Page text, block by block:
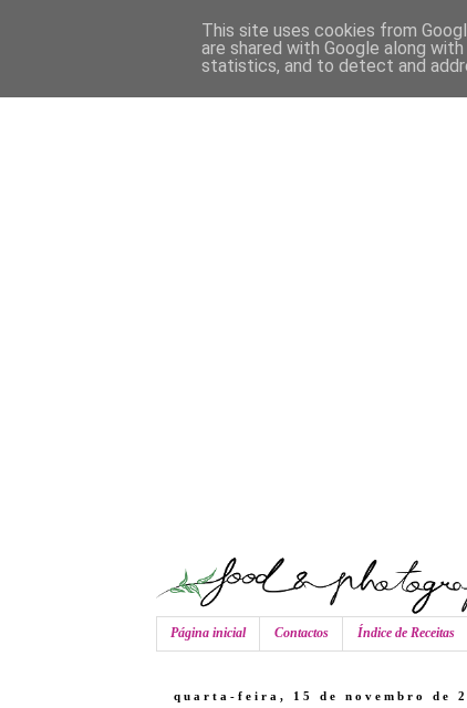
Página inicial Contactos Índice de Receitas
quarta-feira, 15 de novembro de
This site uses cookies from
are shared with Google along
statistics, and to detect and